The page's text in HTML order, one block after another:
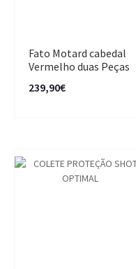
Fato Motard cabedal
Vermelho duas Peças
239,90€